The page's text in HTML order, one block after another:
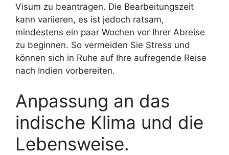
Visum zu beantragen. Die Bearbeitungszeit
kann variieren, es ist jedoch ratsam,
mindestens ein paar Wochen vor Ihrer Abreise
zu beginnen. So vermeiden Sie Stress und
können sich in Ruhe auf Ihre aufregende Reise
nach Indien vorbereiten.
Anpassung an das
indische Klima und die
Lebensweise.